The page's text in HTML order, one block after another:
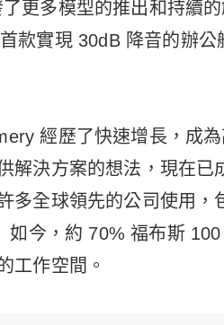
更多模型的推出和持續
款實現 30dB 降音的辦
經歷了快速增長，成
解決方案的想法，現在
多全球領先的公司使用，
如今，約 70% 福布斯
工作空間。